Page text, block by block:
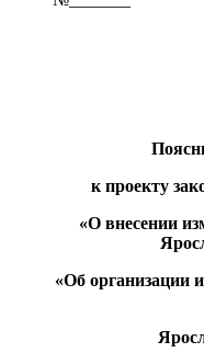
к проекту
«О внесении
«Об организации